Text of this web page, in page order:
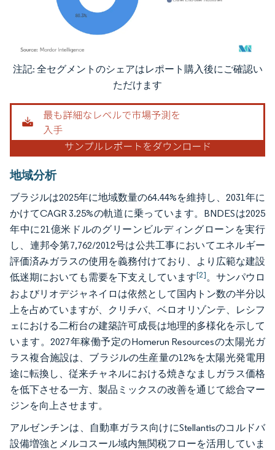
画像 © Mordor Intelligence。再利用にはCC BY 4.0の表示が必要です。
注記: 全セグメントのシェアはレポート購入後にご確認い
ただけます
地域分析
ブラジルは2025年に地域数量の64.44%を維持し、2031年に
かけてCAGR 3.25%の軌道に乗っています。BNDESは2025
年中に21億米ドルのグリーンビルディングローンを実行
し、連邦令第7,762/2012号は公共工事においてエネルギー
評価済みガラスの使用を義務付けており、より広範な建設
低迷期においても需要を下支えしています[2]。サンパウロ
およびリオデジャネイロは依然として国内トン数の半分以
上を占めていますが、クリチバ、ベロオリゾンテ、レシフ
ェにおける二桁台の建築許可成長は地理的多様化を示して
います。2027年稼働予定のHomerun Resourcesの太陽光ガ
ラス複合施設は、ブラジルの生産量の12%を太陽光発電用
途に転換し、従来チャネルにおける焼きなましガラス価格
を低下させる一方、製品ミックスの改善を通じて総合マー
ジンを向上させます。
アルゼンチンは、自動車ガラス向けにStellantisのコルドバ
設備増強とメルコスール域内無関税フローを活用していま